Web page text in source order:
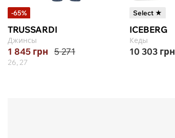
-65%
TRUSSARDI
Джинсы
1 845 грн 5 271
26, 27
Select ★
ICEBERG
Кеды
10 303 грн